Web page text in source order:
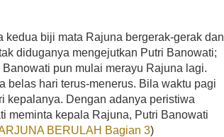
biji mata Rajuna bergerak-gerak dan
diduganya mengejutkan Putri Banowati;
pun mulai merayu Rajuna lagi.
belas hari terus-menerus. Bila waktu pagi
kepalanya. Dengan adanya peristiwa
meminta kepala Rajuna, Putri Banowati
BERULAH Bagian 3)